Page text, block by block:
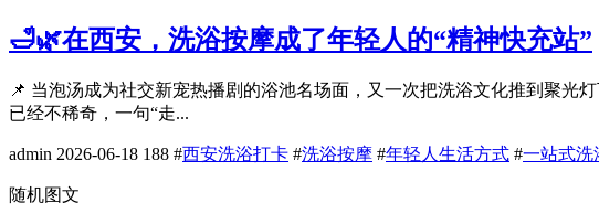
🛁🌿在西安，洗浴按摩成了年轻人的“精神快充站”
📌 当泡汤成为社交新宠热播剧的浴池名场面，又一次把洗浴文化推到聚光
已经不稀奇，一句“走...
admin 2026-06-18 188 #西安洗浴打卡 #洗浴按摩 #年轻人生活方式 #一站式洗
随机图文